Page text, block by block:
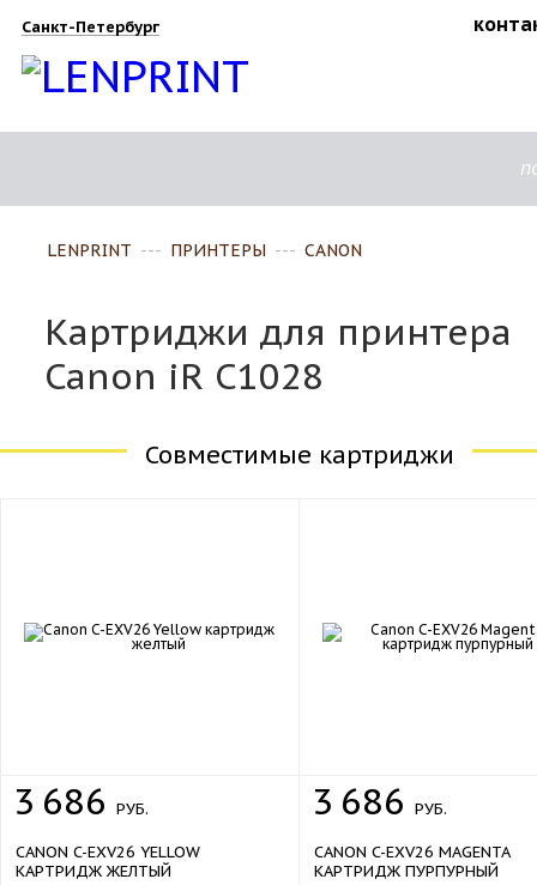
Санкт-Петербург
LENPRINT --- ПРИНТЕРЫ --- CANON
Картриджи для принтера
Canon iR C1028
Совместимые картриджи
3 686 РУБ.
CANON C-EXV26 YELLOW
КАРТРИДЖ ЖЕЛТЫЙ
3 686 РУБ.
CANON C-EXV26 MAGENTA
КАРТРИДЖ ПУРПУРНЫЙ